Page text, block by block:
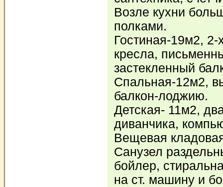
Возле кухни
полками.
Гостиная-19м2,
кресла,
застекленный
Спальная-12м2,
балкон-лоджию.
Детская- 11м2,
диванчика,
Вещевая
Санузел
бойлер,
на ст. машину и